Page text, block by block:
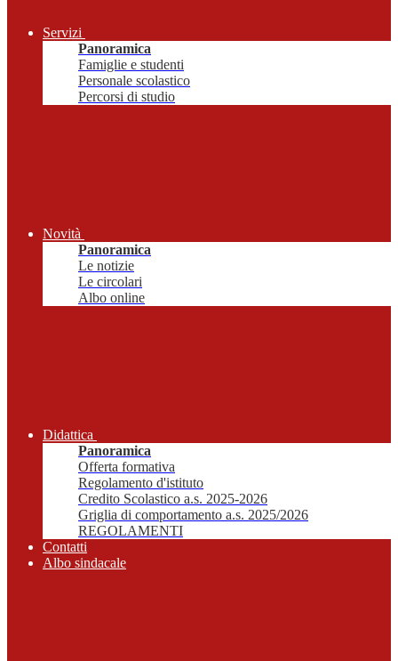
Servizi
Panoramica
Famiglie e studenti
Personale scolastico
Percorsi di studio
Novità
Panoramica
Le notizie
Le circolari
Albo online
Didattica
Panoramica
Offerta formativa
Regolamento d'istituto
Credito Scolastico a.s. 2025-2026
Griglia di comportamento a.s. 2025/2026
REGOLAMENTI
Contatti
Albo sindacale